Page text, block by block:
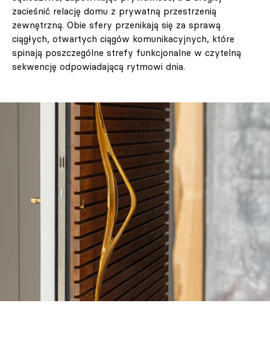
zacieśnić relację domu z prywatną przestrzenią
zewnętrzną. Obie sfery przenikają się za sprawą
ciągłych, otwartych ciągów komunikacyjnych, które
spinają poszczególne strefy funkcjonalne w czytelną
sekwencję odpowiadającą rytmowi dnia.